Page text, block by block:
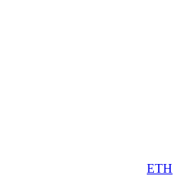
ETH